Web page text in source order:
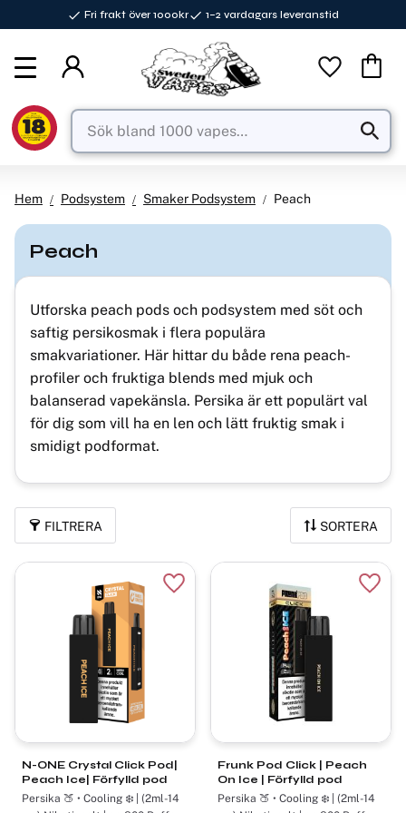
Fri frakt över 1000kr 1–2 vardagars leveranstid
Favoriter
Hem Podsystem Smaker Podsystem Peach
Peach
Utforska peach pods och podsystem med söt och
saftig persikosmak i flera populära
smakvariationer. Här hittar du både rena peach-
profiler och fruktiga blends med mjuk och
balanserad vapekänsla. Persika är ett populärt val
för dig som vill ha en len och lätt fruktig smak i
smidigt podformat.
FILTRERA SORTERA
N-ONE Crystal Click Pod|
Peach Ice| Förfylld pod
Persika 🍑 • Cooling ❄️ | (2ml-14
Lägg till i favoriter
Frunk Pod Click | Peach
On Ice | Förfylld pod
Persika 🍑 • Cooling ❄️ | (2ml-14